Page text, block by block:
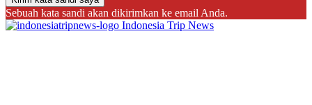
Sebuah kata sandi akan dikirimkan ke email Anda.
Indonesia Trip News